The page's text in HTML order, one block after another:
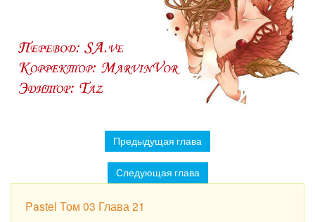
Предыдущая глава
Следующая глава
Pastel Том 03 Глава 21